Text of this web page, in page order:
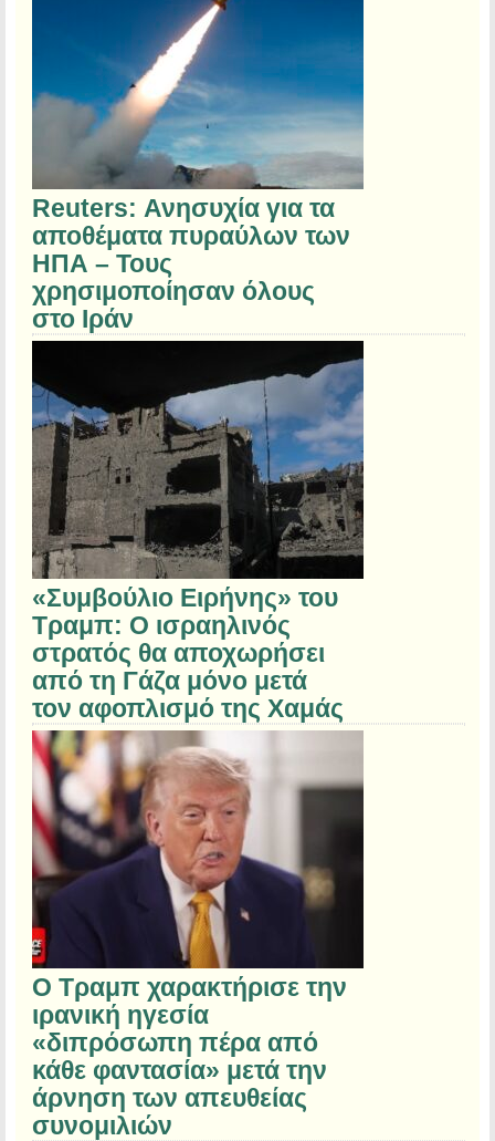
Reuters: Ανησυχία για τα
αποθέματα πυραύλων των
ΗΠΑ – Τους
χρησιμοποίησαν όλους
στο Ιράν
«Συμβούλιο Ειρήνης» του
Τραμπ: Ο ισραηλινός
στρατός θα αποχωρήσει
από τη Γάζα μόνο μετά
τον αφοπλισμό της Χαμάς
Ο Τραμπ χαρακτήρισε την
ιρανική ηγεσία
«διπρόσωπη πέρα από
κάθε φαντασία» μετά την
άρνηση των απευθείας
συνομιλιών